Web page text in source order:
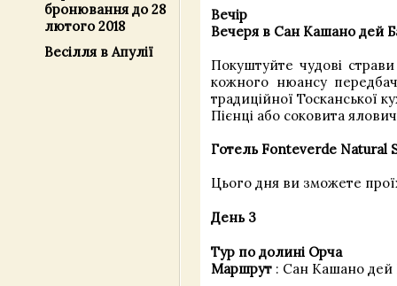
бронювання до 28
лютого 2018
Весілля в Апулії
Вечір
Вечеря в Сан Кашано дей
Покуштуйте чудові
кожного нюансу
традиційної Тосканської
Пієнці або соковита
Готель Fonteverde Natural
Цього дня ви зможете
День 3
Тур по долині Орча
Маршрут : Сан Кашано дей